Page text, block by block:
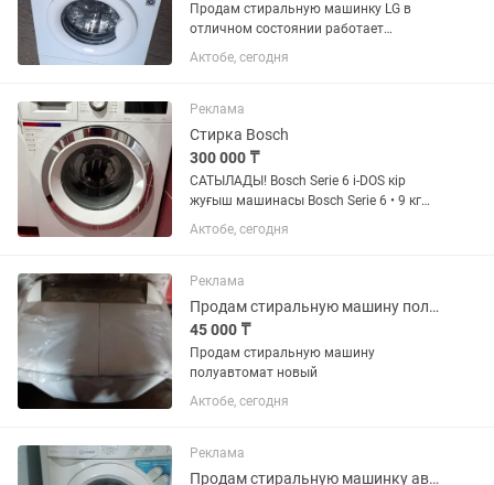
Продам стиральную машинку LG в
отличном состоянии работает
бесшумно доставка установка
бесплатно
Актобе, сегодня
Реклама
Стирка Bosch
300 000 ₸
САТЫЛАДЫ! Bosch Serie 6 i-DOS кір
жуғыш машинасы Bosch Serie 6 • 9 кг
жүктеме • 1400 айн/мин • i-DOS – кір
жуғыш ұнтақ пен кондиционерді
AquaStop – су ағуынан...
Актобе, сегодня
Реклама
Продам стиральную машину полуавтомат
45 000 ₸
Продам стиральную машину
полуавтомат новый
Актобе, сегодня
Реклама
Продам стиральную машинку автомат